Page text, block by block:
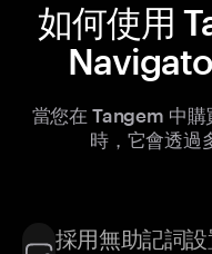
如何使用
當您在 Tangem 中
時，它會透過
採用無助記詞